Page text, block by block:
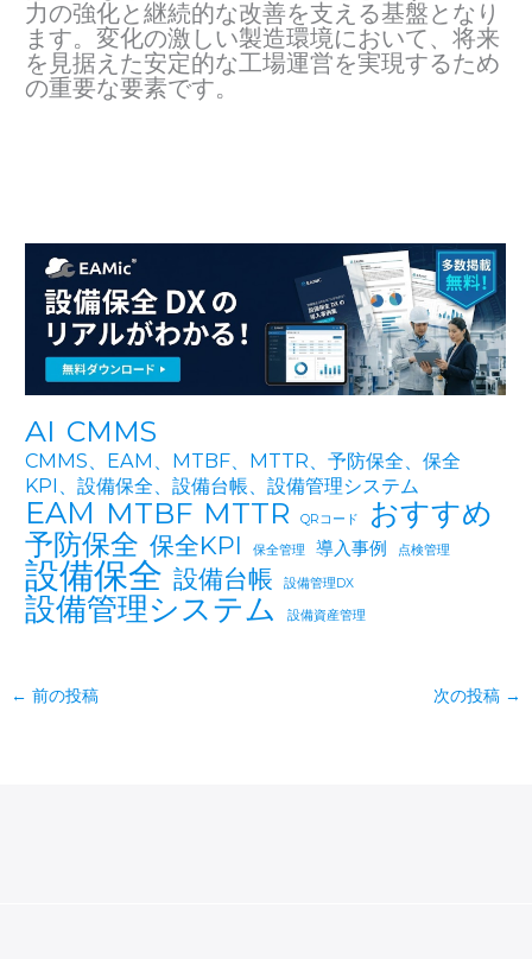
力の強化と継続的な改善を支える基盤となり
ます。変化の激しい製造環境において、将来
を見据えた安定的な工場運営を実現するため
の重要な要素です。
AI CMMS
CMMS、EAM、MTBF、MTTR、予防保全、保全
KPI、設備保全、設備台帳、設備管理システム
EAM MTBF MTTR QRコード
おすすめ
予防保全 保全KPI 保全管理 導入事例 点検管理
設備保全 設備台帳 設備管理DX
設備管理システム 設備資産管理
← 前の投稿 次の投稿 →